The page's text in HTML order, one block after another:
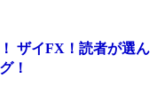
ザイFX！読者が選ん
！